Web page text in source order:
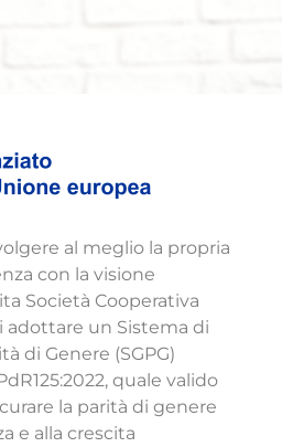
al meglio la propria
con la visione
Società Cooperativa
adottare un Sistema di
di Genere (SGPG)
quale valido
la parità di genere
e alla crescita